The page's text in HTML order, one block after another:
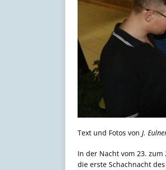
Text und Fotos von J.
In der Nacht vom 23.
die erste Schachnacht